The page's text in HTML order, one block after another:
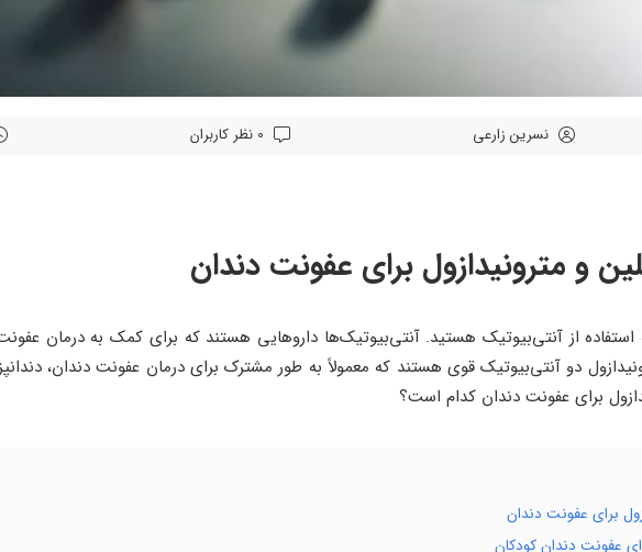
نسرین زارعی
و مترونیدازول برای عفونت دندان
از آنتی‌بیوتیک هستید. آنتی‌بیوتیک‌ها داروهایی هستند که برای کمک به درمان
دو آنتی‌بیوتیک قوی هستند که معمولاً به طور مشترک برای درمان عفونت دندان،
برای عفونت دندان کدام است؟
برای عفونت دندان
عفونت دندان کودکان